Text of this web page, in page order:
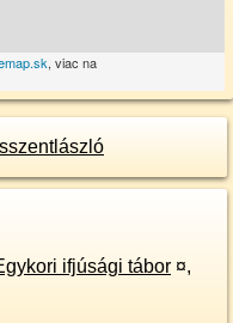
, viac na
ifjúsági tábor ¤,